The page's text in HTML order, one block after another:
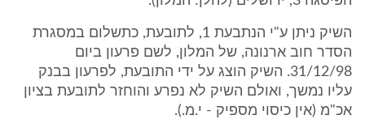
השיק ניתן ע"י הנתבעת 1, לתובעת, כתשלום במסגרת
הסדר חוב ארנונה, של המלון, לשם פרעון ביום
31/12/98. השיק הוצג על ידי התובעת, לפרעון בבנק
עליו נמשך, ואולם השיק לא נפרע והוחזר לתובעת בציון
אכ"מ (אין כיסוי מספיק - י.מ.).